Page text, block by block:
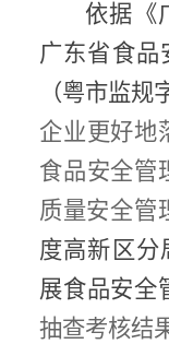
依据《
广东省食品
（粤市监规
企业更好地
食品安全管
质量安全管
度高新区分
展食品安全
抽查考核结